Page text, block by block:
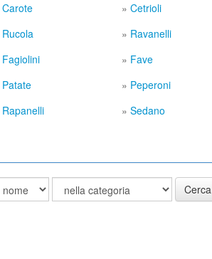
Carote » Cetrioli
Rucola » Ravanelli
Fagiolini » Fave
Patate » Peperoni
Rapanelli » Sedano
Cerca